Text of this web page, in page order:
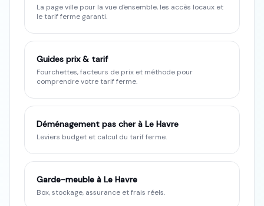
La page ville pour la vue d'ensemble, les accès locaux et
le tarif ferme garanti.
Guides prix & tarif
Fourchettes, facteurs de prix et méthode pour
comprendre votre tarif ferme.
Déménagement pas cher à Le Havre
Leviers budget et calcul du tarif ferme.
Garde-meuble à Le Havre
Box, stockage, assurance et frais réels.